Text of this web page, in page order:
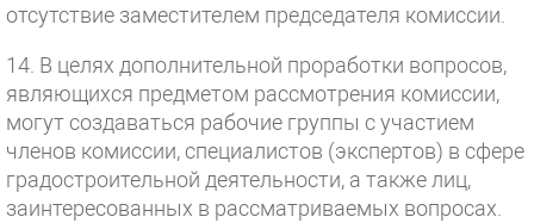
отсутствие заместителем председателя комиссии.
14. В целях дополнительной проработки вопросов,
являющихся предметом рассмотрения комиссии,
могут создаваться рабочие группы с участием
членов комиссии, специалистов (экспертов) в сфере
градостроительной деятельности, а также лиц,
заинтересованных в рассматриваемых вопросах.